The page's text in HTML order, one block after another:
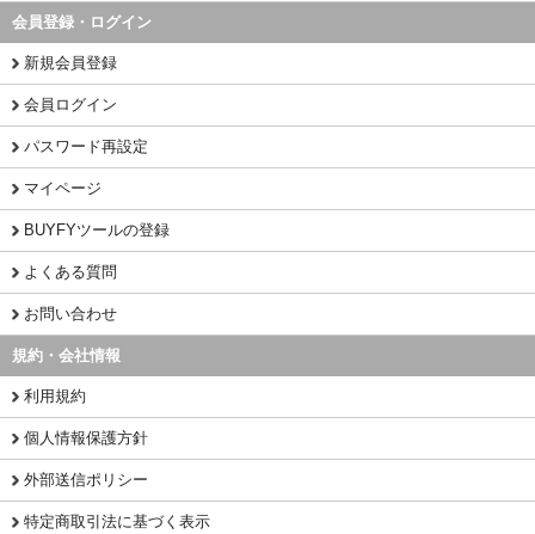
会員登録・ログイン
新規会員登録
会員ログイン
パスワード再設定
マイページ
BUYFYツールの登録
よくある質問
お問い合わせ
規約・会社情報
利用規約
個人情報保護方針
外部送信ポリシー
特定商取引法に基づく表示